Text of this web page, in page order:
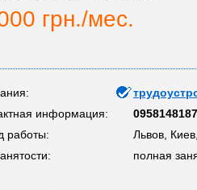
грн./мес.
информация:
0958148187
работы:
Львов,
полная